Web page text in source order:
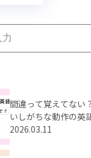
間違って覚えてない
いしがちな動作の英
【Part2】
2026.03.11